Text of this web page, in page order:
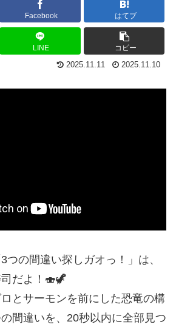
Facebook はてブ
LINE コピー
2025.11.11 2025.11.10
つの間違い探しガオっ！」は、
だよ！🍣🦖
とサーモンを前にした恐竜の構
間違いを、20秒以内に全部見つ